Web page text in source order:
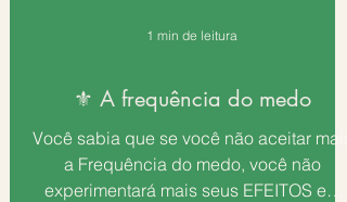
1 min de leitura
⚜️ A frequência do medo
Você sabia que se você não aceitar mais
a Frequência do medo, você não
experimentará mais seus EFEITOS em